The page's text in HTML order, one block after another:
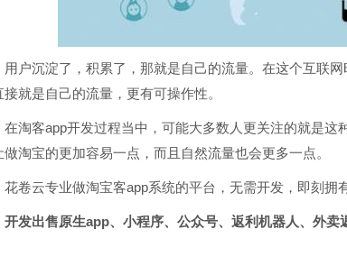
沉淀了，积累了，那就是自己的流量。在这个互联网
接就是自己的流量，更有可操作性。
客app开发过程当中，可能大多数人更关注的就是这
做淘宝的更加容易一点，而且自然流量也会更多一点。
云专业做淘宝客app系统的平台，无需开发，即刻拥有
出售原生app、小程序、公众号、返利机器人、外卖